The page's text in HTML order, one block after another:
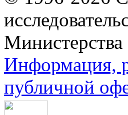
Информация,
публичной